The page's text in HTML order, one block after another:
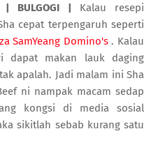
| BULGOGI | Kalau resepi
cepat terpengaruh seperti
SamYeang Domino's. Kalau
dapat makan lauk daging
apalah. Jadi malam ini Sha
ni nampak macam sedap
kongsi di media sosial
sikitlah sebab kurang satu